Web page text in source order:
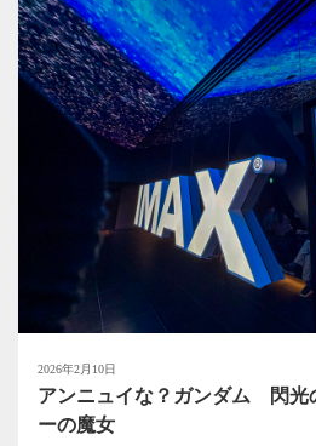
2026年2月10日
アンニュイな？ガンダム 閃光
ーの魔女